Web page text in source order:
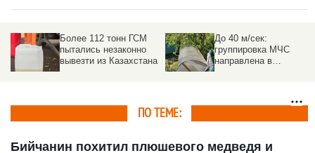
Более 112 тонн ГСМ
пытались незаконно
вывезти из Казахстана
До 40 м/сек:
группировка МЧС
направлена в
ПО ТЕМЕ:
Бийчанин похитил плюшевого медведя и